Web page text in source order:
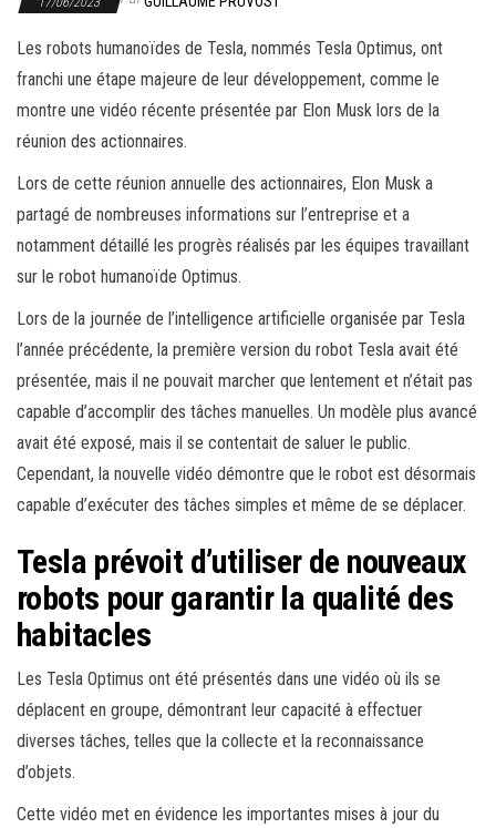
Les robots humanoïdes de Tesla, nommés Tesla Optimus, ont
franchi une étape majeure de leur développement, comme le
montre une vidéo récente présentée par Elon Musk lors de la
réunion des actionnaires.
Lors de cette réunion annuelle des actionnaires, Elon Musk a
partagé de nombreuses informations sur l’entreprise et a
notamment détaillé les progrès réalisés par les équipes travaillant
sur le robot humanoïde Optimus.
Lors de la journée de l’intelligence artificielle organisée par Tesla
l’année précédente, la première version du robot Tesla avait été
présentée, mais il ne pouvait marcher que lentement et n’était pas
capable d’accomplir des tâches manuelles. Un modèle plus avancé
avait été exposé, mais il se contentait de saluer le public.
Cependant, la nouvelle vidéo démontre que le robot est désormais
capable d’exécuter des tâches simples et même de se déplacer.
Tesla prévoit d’utiliser de nouveaux
robots pour garantir la qualité des
habitacles
Les Tesla Optimus ont été présentés dans une vidéo où ils se
déplacent en groupe, démontrant leur capacité à effectuer
diverses tâches, telles que la collecte et la reconnaissance
d’objets.
Cette vidéo met en évidence les importantes mises à jour du